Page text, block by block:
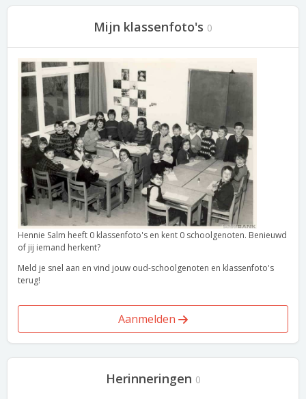
Mijn klassenfoto's 0
Hennie Salm heeft 0 klassenfoto's en kent 0 schoolgenoten. Benieuwd
of jij iemand herkent?
Meld je snel aan en vind jouw oud-schoolgenoten en klassenfoto's
terug!
Aanmelden
Herinneringen 0